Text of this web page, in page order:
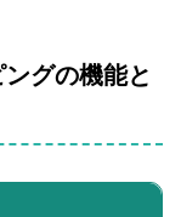
グの機能と